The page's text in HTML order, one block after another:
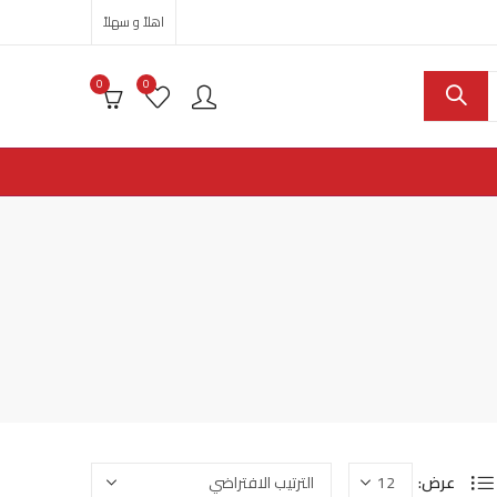
اهلاً و سهلاً
0
0
عرض: